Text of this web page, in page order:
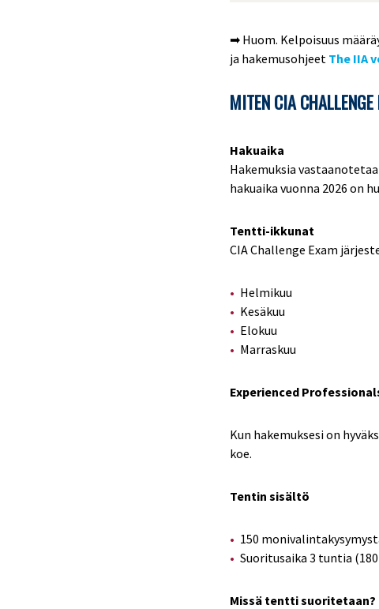
➡ Huom. Kelpoisuus
ja hakemusohjeet The IIA
MITEN CIA
Hakuaika
Hakemuksia
hakuaika vuonna 2026 on
Tentti-ikkunat
CIA Challenge Exam
Helmikuu
Kesäkuu
Elokuu
Marraskuu
Experienced
Kun hakemuksesi on
koe.
Tentin sisältö
150
Suoritusaika 3 tuntia
Missä tentti suoritetaan?